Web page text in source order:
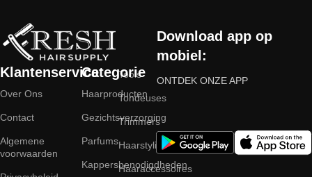
Klantenservice
Over Ons
Contact
Algemene
voorwaarden
Categorie
Haarproducten
Gezichtsverzorging
Parfums
Kappersbenodigdheden
Tools
Tondeuses
Trimmers
Haarstyling
Haaraccessoires
Download app op
mobiel:
ONTDEK ONZE APP